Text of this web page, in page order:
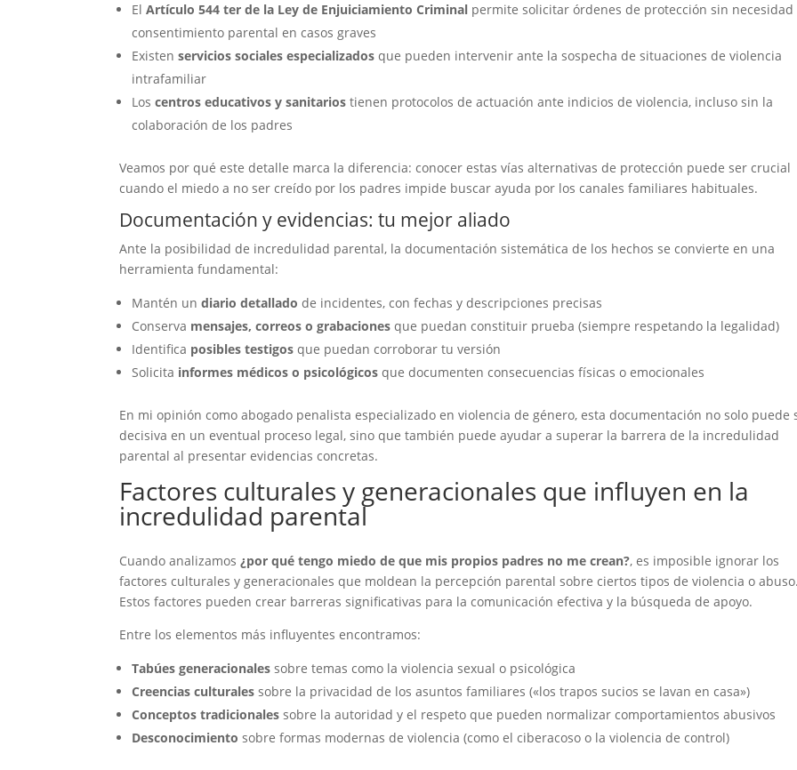
ElArtículo 544 ter de la Ley de Enjuiciamiento Criminal permite solicitar órdenes de protección sin
consentimiento parental en casos graves
Existenservicios sociales especializados que pueden intervenir ante la sospecha de situaciones de violencia
intrafamiliar
Loscentros educativos y sanitarios tienen protocolos de actuación ante indicios de violencia, incluso sin la
colaboración de los padres
Veamos por qué este detalle marca la diferencia: conocer estas vías alternativas de protección puede ser crucial
cuando el miedo a no ser creído por los padres impide buscar ayuda por los canales familiares habituales.
Documentación y evidencias: tu mejor aliado
Ante la posibilidad de incredulidad parental, la documentación sistemática de los hechos se convierte en una
herramienta fundamental:
Mantén undiario detallado de incidentes, con fechas y descripciones precisas
Conserva mensajes, correos o grabaciones que puedan constituir prueba (siempre respetando la legalidad)
Identifica posibles testigos que puedan corroborar tu versión
Solicita informes médicos o psicológicos que documenten consecuencias físicas o emocionales
En mi opinión como abogado penalista especializado en violencia de género, esta documentación no solo puede
decisiva en un eventual proceso legal, sino que también puede ayudar a superar la barrera de la incredulidad
parental al presentar evidencias concretas.
Factores culturales y generacionales que influyen en la
incredulidad parental
Cuando analizamos¿por qué tengo miedo de que mis propios padres no me crean?, es imposible ignorar los
factores culturales y generacionales que moldean la percepción parental sobre ciertos tipos de violencia o
Estos factores pueden crear barreras significativas para la comunicación efectiva y la búsqueda de apoyo.
Entre los elementos más influyentes encontramos:
Tabúes generacionales sobre temas como la violencia sexual o psicológica
Creencias culturales sobre la privacidad de los asuntos familiares («los trapos sucios se lavan en casa»)
Conceptos tradicionales sobre la autoridad y el respeto que pueden normalizar comportamientos abusivos
Desconocimiento sobre formas modernas de violencia (como el ciberacoso o la violencia de control)